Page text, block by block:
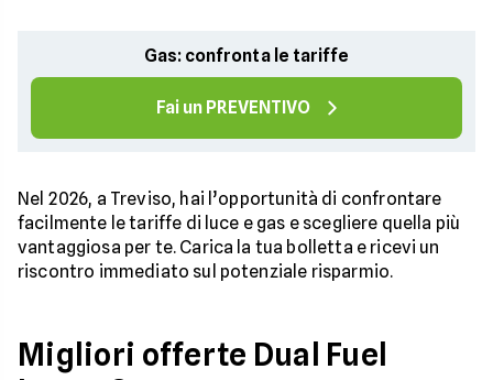
Gas: confronta le tariffe
Fai un PREVENTIVO
Nel 2026, a Treviso, hai l’opportunità di confrontare
facilmente le tariffe di luce e gas e scegliere quella più
vantaggiosa per te. Carica la tua bolletta e ricevi un
riscontro immediato sul potenziale risparmio.
Migliori offerte Dual Fuel